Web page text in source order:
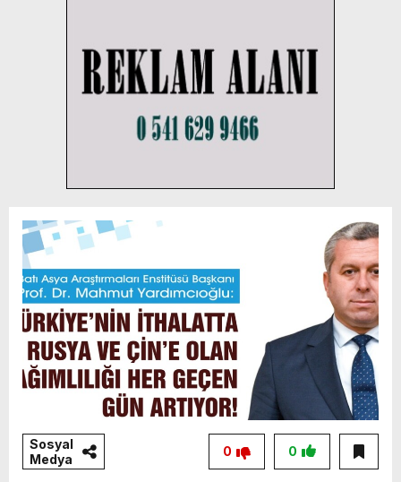
Sosyal
Medya
0
0